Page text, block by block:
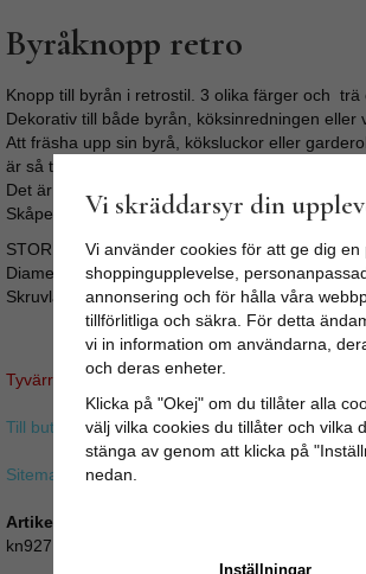
Byråknopp retro
Knopp till byrån i retrostil. 3 olika färger och trä
Dekorativ till både byrån, köksinredningen eller
Att fräsha upp sin byrå, köksluckor eller
är så tacksamt.
Det är enkelt, går fort, är billigt och ger oftast
Skåpet eller byrån får en personlig prägel och
STORLEK:
Diameter: 4cm
Skruvlängd ca 4cm (M4)
Tyvärr ingår inte denna produkt i vårt sortiment
Till butikens startsida »
Sitemap »
Artikelnummer:
kn927
Vi skräddarsyr din
Vi använder cookies för att ge dig en
shoppingupplevelse,
annonsering och för hålla våra
tillförlitliga och säkra. För detta
vi in information om användarna,
och deras enheter.
Klicka på "Okej" om du tillåter alla
välj vilka cookies du tillåter och vilka
stänga av genom att klicka på
nedan.
Inställningar